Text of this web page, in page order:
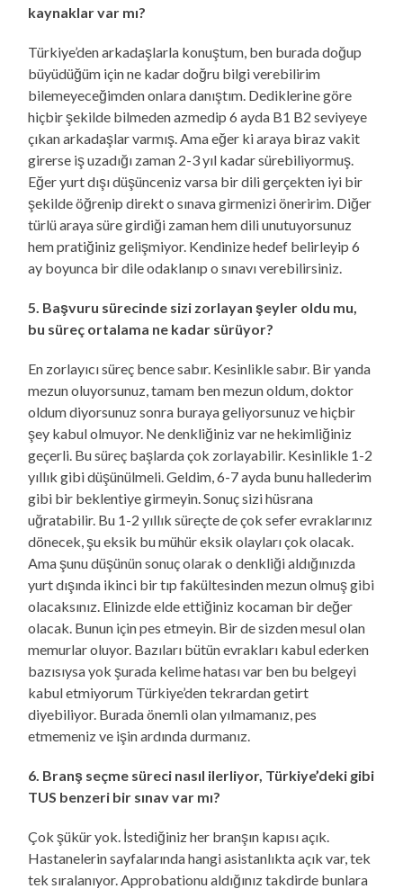
kaynaklar var mı?
Türkiye’den arkadaşlarla konuştum, ben burada doğup
büyüdüğüm için ne kadar doğru bilgi verebilirim
bilemeyeceğimden onlara danıştım. Dediklerine göre
hiçbir şekilde bilmeden azmedip 6 ayda B1 B2 seviyeye
çıkan arkadaşlar varmış. Ama eğer ki araya biraz vakit
girerse iş uzadığı zaman 2-3 yıl kadar sürebiliyormuş.
Eğer yurt dışı düşünceniz varsa bir dili gerçekten iyi bir
şekilde öğrenip direkt o sınava girmenizi öneririm. Diğer
türlü araya süre girdiği zaman hem dili unutuyorsunuz
hem pratiğiniz gelişmiyor. Kendinize hedef belirleyip 6
ay boyunca bir dile odaklanıp o sınavı verebilirsiniz.
5. Başvuru sürecinde sizi zorlayan şeyler oldu mu,
bu süreç ortalama ne kadar sürüyor?
En zorlayıcı süreç bence sabır. Kesinlikle sabır. Bir yanda
mezun oluyorsunuz, tamam ben mezun oldum, doktor
oldum diyorsunuz sonra buraya geliyorsunuz ve hiçbir
şey kabul olmuyor. Ne denkliğiniz var ne hekimliğiniz
geçerli. Bu süreç başlarda çok zorlayabilir. Kesinlikle 1-2
yıllık gibi düşünülmeli. Geldim, 6-7 ayda bunu hallederim
gibi bir beklentiye girmeyin. Sonuç sizi hüsrana
uğratabilir. Bu 1-2 yıllık süreçte de çok sefer evraklarınız
dönecek, şu eksik bu mühür eksik olayları çok olacak.
Ama şunu düşünün sonuç olarak o denkliği aldığınızda
yurt dışında ikinci bir tıp fakültesinden mezun olmuş gibi
olacaksınız. Elinizde elde ettiğiniz kocaman bir değer
olacak. Bunun için pes etmeyin. Bir de sizden mesul olan
memurlar oluyor. Bazıları bütün evrakları kabul ederken
bazısıysa yok şurada kelime hatası var ben bu belgeyi
kabul etmiyorum Türkiye’den tekrardan getirt
diyebiliyor. Burada önemli olan yılmamanız, pes
etmemeniz ve işin ardında durmanız.
6. Branş seçme süreci nasıl ilerliyor, Türkiye’deki gibi
TUS benzeri bir sınav var mı?
Çok şükür yok. İstediğiniz her branşın kapısı açık.
Hastanelerin sayfalarında hangi asistanlıkta açık var, tek
tek sıralanıyor. Approbationu aldığınız takdirde bunlara